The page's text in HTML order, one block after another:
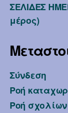
ΣΕΛΙΔΕΣ
μέρος)
Σύνδεση
Ροή
Ροή σχολίων